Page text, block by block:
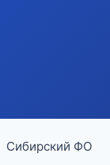
Сибирский ФО